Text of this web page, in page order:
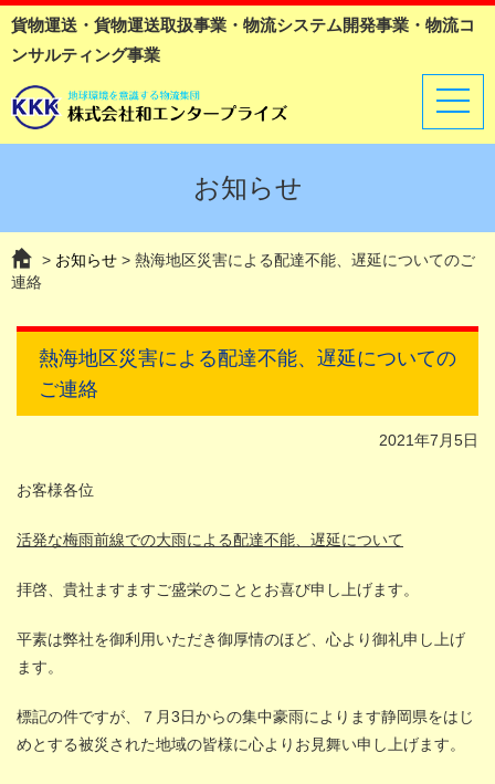
貨物運送・貨物運送取扱事業・物流システム開発事業・物流コ
ンサルティング事業
t
o
a
v
t
i
お知らせ
> お知らせ > 熱海地区災害による配達不能、遅延についてのご
連絡
熱海地区災害による配達不能、遅延についての
ご連絡
2021年7月5日
お客様各位
活発な梅雨前線での大雨による配達不能、遅延について
拝啓、貴社ますますご盛栄のこととお喜び申し上げます。
平素は弊社を御利用いただき御厚情のほど、心より御礼申し上げ
ます。
標記の件ですが、７月3日からの集中豪雨によります静岡県をはじ
めとする被災された地域の皆様に心よりお見舞い申し上げます。